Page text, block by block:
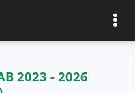
2023 - 2026